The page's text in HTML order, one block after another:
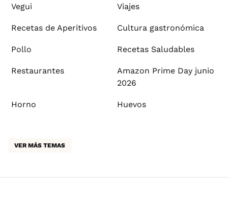
Vegui Viajes
Recetas de Aperitivos Cultura gastronómica
Pollo Recetas Saludables
Restaurantes
Amazon Prime Day junio
2026
Horno Huevos
VER MÁS TEMAS